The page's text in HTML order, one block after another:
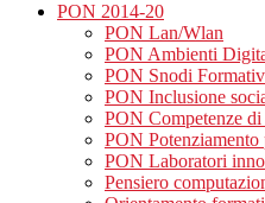
PON 2014-20
PON Lan/Wlan
PON Ambienti
PON Snodi
PON Inclusione
PON Competenze di
PON
PON Laboratori
Pensiero